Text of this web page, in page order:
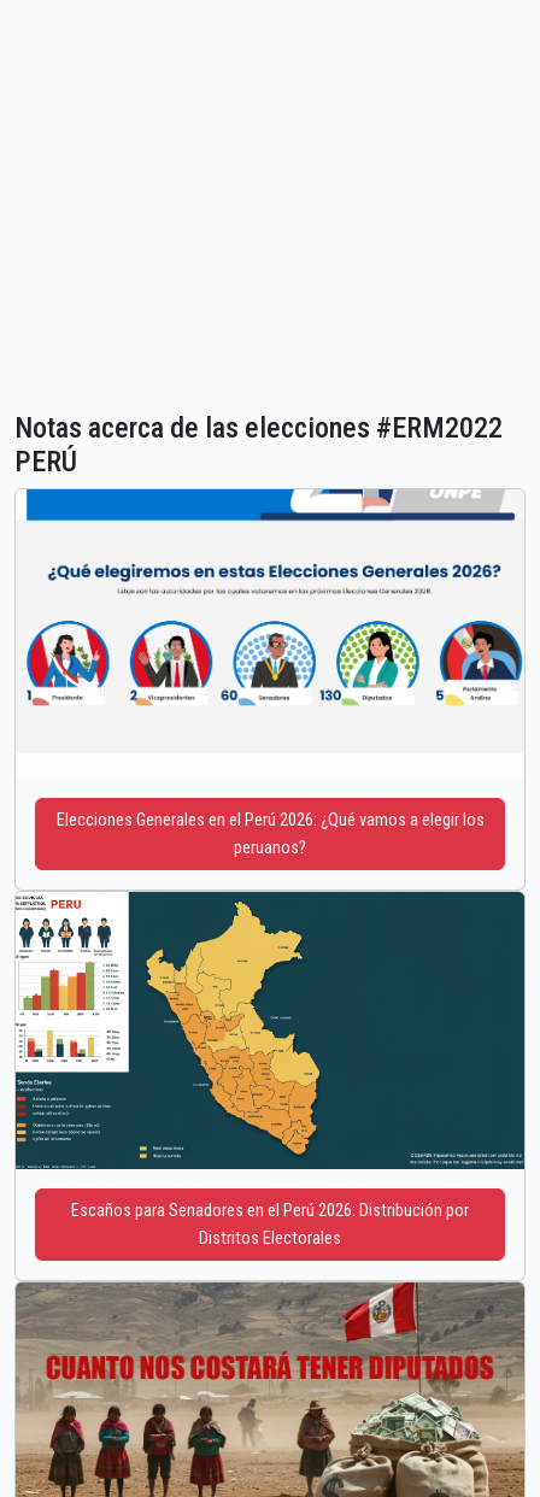
Notas acerca de las elecciones #ERM2022
PERÚ
Elecciones Generales en el Perú 2026: ¿Qué vamos a elegir los
peruanos?
Escaños para Senadores en el Perú 2026: Distribución por
Distritos Electorales